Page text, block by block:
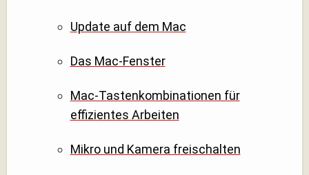
Update auf dem Mac
Das Mac-Fenster
Mac-Tastenkombinationen für
effizientes Arbeiten
Mikro und Kamera freischalten